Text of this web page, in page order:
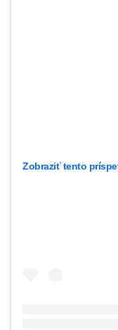
Zobraziť tento